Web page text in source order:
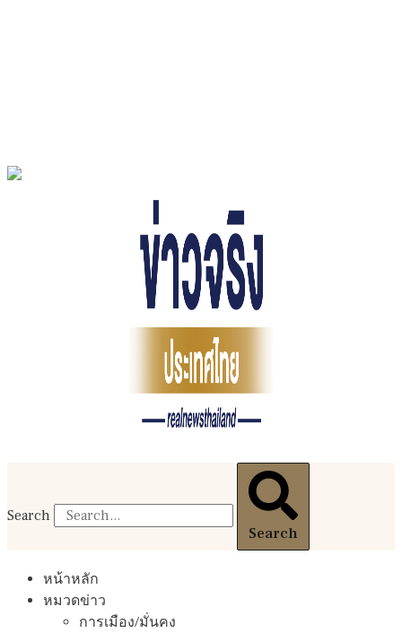
Search
Search
หน้าหลัก
หมวดข่าว
การเมือง/มั่นคง